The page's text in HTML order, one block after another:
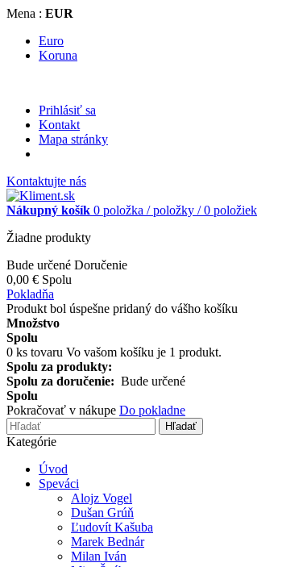
Mena : EUR
Euro
Koruna
Prihlásiť sa
Kontakt
Mapa stránky
Kontaktujte nás
Nákupný košík 0 položka / položky / 0 položiek
Žiadne produkty
Bude určené Doručenie
0,00 € Spolu
Pokladňa
Produkt bol úspešne pridaný do vášho košíku
Množstvo
Spolu
0 ks tovaru Vo vašom košíku je 1 produkt.
Spolu za produkty:
Spolu za doručenie: Bude určené
Spolu
Pokračovať v nákupe Do pokladne
Hľadať
Kategórie
Úvod
Speváci
Alojz Vogel
Dušan Grúň
Ľudovít Kašuba
Marek Bednár
Milan Iván